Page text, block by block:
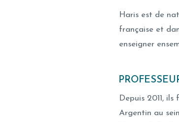
Haris est de
française et
enseigner
Depuis 2011,
Argentin au